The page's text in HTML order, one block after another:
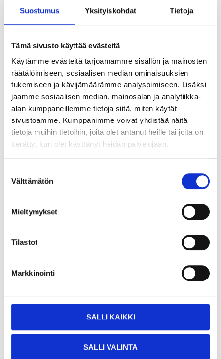
Suostumus Yksityiskohdat Tietoja
Tämä sivusto käyttää evästeitä
Käytämme evästeitä tarjoamamme sisällön ja mainosten
räätälöimiseen, sosiaalisen median ominaisuuksien
tukemiseen ja kävijämäärämme analysoimiseen. Lisäksi
jaamme sosiaalisen median, mainosalan ja analytiikka-
alan kumppaneillemme tietoja siitä, miten käytät
sivustoamme. Kumppanimme voivat yhdistää näitä
tietoja muihin tietoihin, joita olet antanut heille tai joita on
kerätty, kun olet käyttänyt heidän palvelujaan.
valinta
Välttämätön
Mieltymykset
Tilastot
Markkinointi
SALLI KAIKKI
SALLI VALINTA
PRODUKTER
995
Finns i lager i